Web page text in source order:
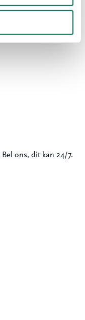
ons, dit kan 24/7.